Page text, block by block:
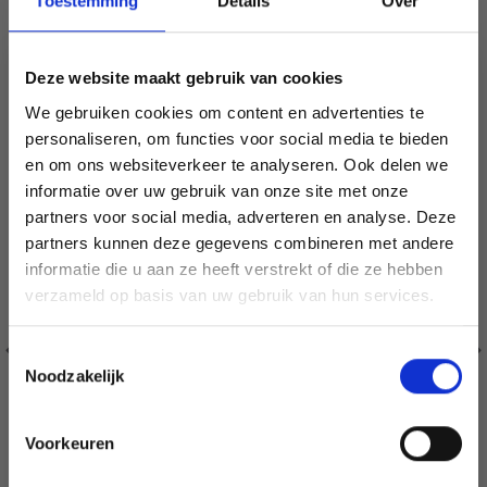
Deze website maakt gebruik van cookies
We gebruiken cookies om content en advertenties te
personaliseren, om functies voor social media te bieden
en om ons websiteverkeer te analyseren. Ook delen we
informatie over uw gebruik van onze site met onze
partners voor social media, adverteren en analyse. Deze
partners kunnen deze gegevens combineren met andere
informatie die u aan ze heeft verstrekt of die ze hebben
verzameld op basis van uw gebruik van hun services.
Toestemmingsselectie
Noodzakelijk
Voorkeuren
VERGELIJKBAAR MET DIT
19% korting
Économisez jusqu'à 50 %
Soyez le premier à connaître nos soldes et